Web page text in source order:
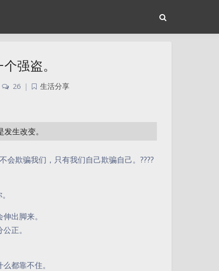
强盗。
26 | 生活分享
生改变。
欺骗我们，只有我们自己欺骗自己。 ????
出脚来。
正。
都靠不住。